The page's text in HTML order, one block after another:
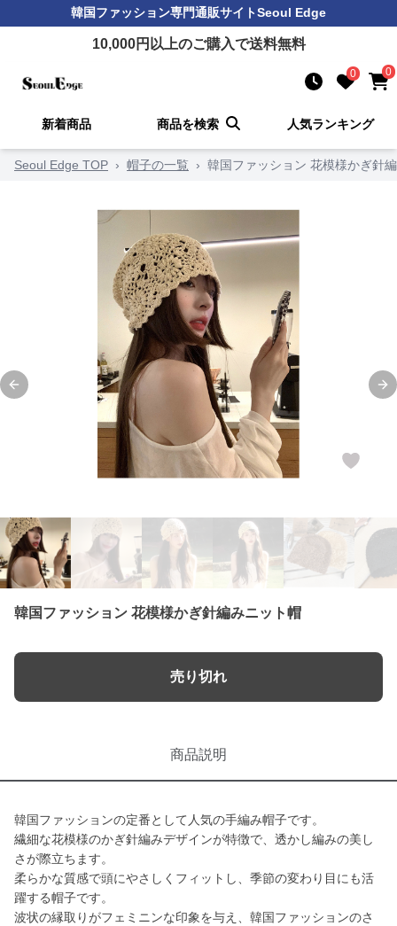
韓国ファッション専門通販サイトSeoul Edge
10,000円以上のご購入で送料無料
0 0
新着商品 商品を検索 人気ランキング
Seoul Edge TOP › 帽子の一覧 › 韓国ファッション 花模様かぎ針
Previous slide
韓国ファッション 花模様かぎ針編みニット帽
売り切れ
商品説明
韓国ファッションの定番として人気の手編み帽子です。
繊細な花模様のかぎ針編みデザインが特徴で、透かし編みの美し
さが際立ちます。
柔らかな質感で頭にやさしくフィットし、季節の変わり目にも活
躍する帽子です。
波状の縁取りがフェミニンな印象を与え、韓国ファッションのさ